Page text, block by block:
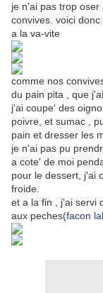
je n'ai pas trop
convives. voici
a la va-vite
comme nos
du pain pita , que
j'ai coupe' des
poivre, et sumac ,
pain et dresser les
je n'ai pas pu
a cote' de moi
pour le dessert, j'ai
froide.
et a la fin , j'ai servi
aux peches(facon